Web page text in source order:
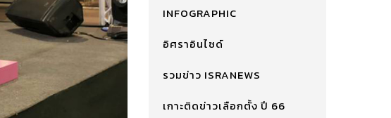
INFOGRAPHIC
อิศราอินไซด์
รวมข่าว ISRANEWS
เกาะติดข่าวเลือกตั้ง ปี 66